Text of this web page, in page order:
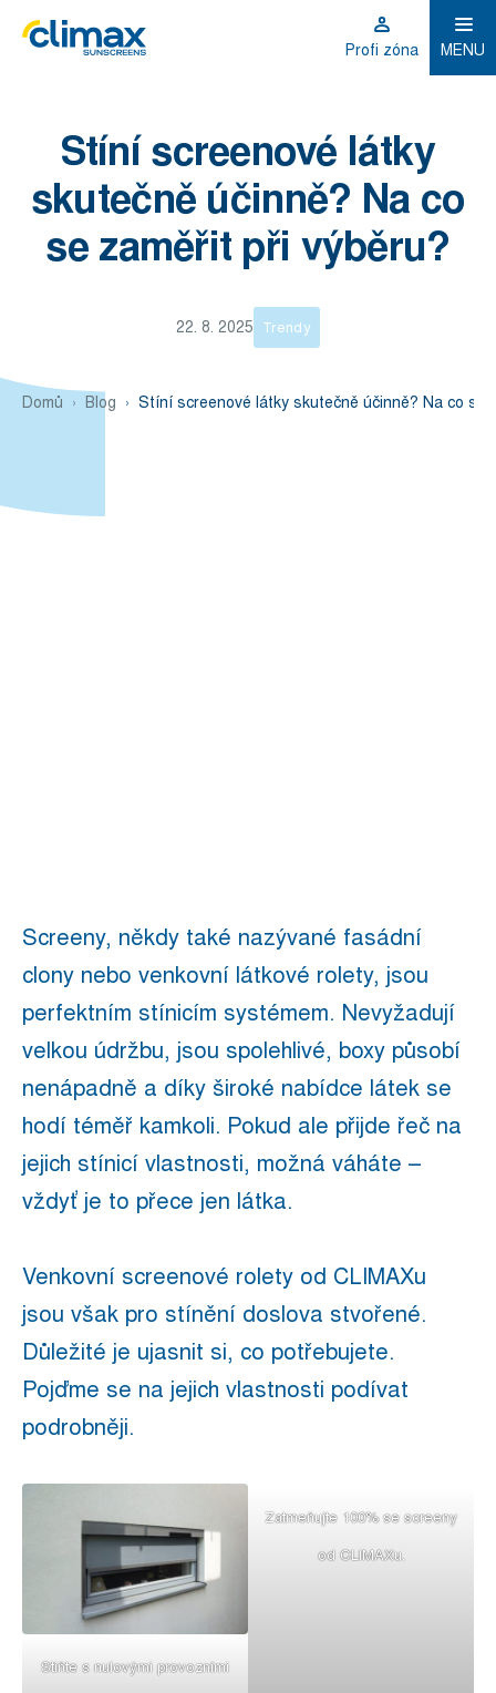
Profi zóna MENU
Stíní screenové látky
skutečně účinně? Na co
se zaměřit při výběru?
22. 8. 2025 Trendy
Domů Blog Stíní screenové látky skutečně účinně? Na co se
Screeny, někdy také nazývané fasádní
clony nebo venkovní látkové rolety, jsou
perfektním stínicím systémem. Nevyžadují
velkou údržbu, jsou spolehlivé, boxy působí
nenápadně a díky široké nabídce látek se
hodí téměř kamkoli. Pokud ale přijde řeč na
jejich stínicí vlastnosti, možná váháte –
vždyť je to přece jen látka.
Venkovní screenové rolety od CLIMAXu
jsou však pro stínění doslova stvořené.
Důležité je ujasnit si, co potřebujete.
Pojďme se na jejich vlastnosti podívat
podrobněji.
Stiňte s nulovými provozními
Zatmeňujte 100% se screeny
od CLIMAXu.